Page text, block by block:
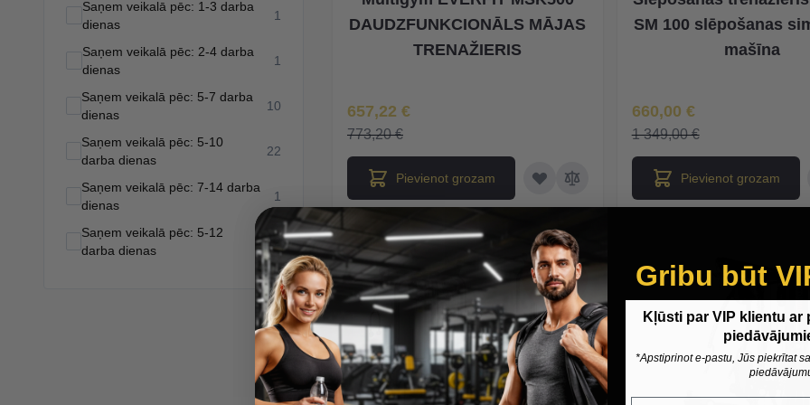
Saņem veikalā pēc: 1-3 darba
dienas
1
Saņem veikalā pēc: 2-4 darba
dienas
1
Saņem veikalā pēc: 5-7 darba
dienas
10 products available
Saņem veikalā pēc: 5-10
darba dienas
22
Saņem veikalā pēc: 7-14 darba
dienas
1 products available
Saņem veikalā pēc: 5-12
darba dienas
12 products available
DAUDZFUNKCIONĀLS MĀJAS
TRENAŽIERIS
Īpaša Cena
657,22 €
773,20 €
Pievienot grozam
SM 100 slēpošanas
mašīna
Īpaša Cena
660,00 €
1 349,00 €
Pievienot grozam
-35% Gribu būt
Kļūsti par VIP klientu ar
*Apstiprinot e-pastu, Jūs piekrītat